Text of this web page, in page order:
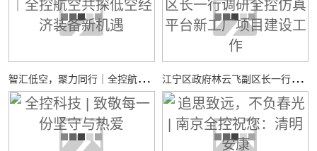
智
汇低空，聚力同行｜全控航空共探低空经济装备新机遇 江
宁区政府林云飞副区长一行调研全控仿真平台新工厂项目建设工作